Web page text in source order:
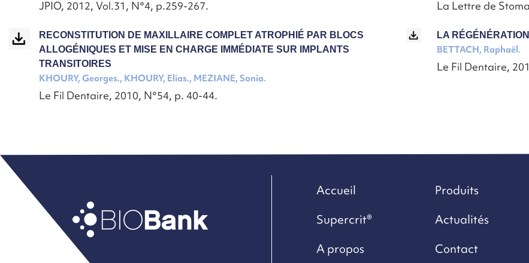
JPIO, 2012, Vol.31, N°4, p.259-267. La Lettre de
RECONSTITUTION DE MAXILLAIRE COMPLET ATROPHIÉ PAR BLOCS
ALLOGÉNIQUES ET MISE EN CHARGE IMMÉDIATE SUR IMPLANTS
TRANSITOIRES
KHOURY, Georges., KHOURY, Elias., MEZIANE, Sonia.
Le Fil Dentaire, 2010, N°54, p. 40-44.
LA
BETTACH, Raphaël.
Le Fil Dentaire,
Accueil
Supercrit®
A propos
Produits
Actualités
Contact